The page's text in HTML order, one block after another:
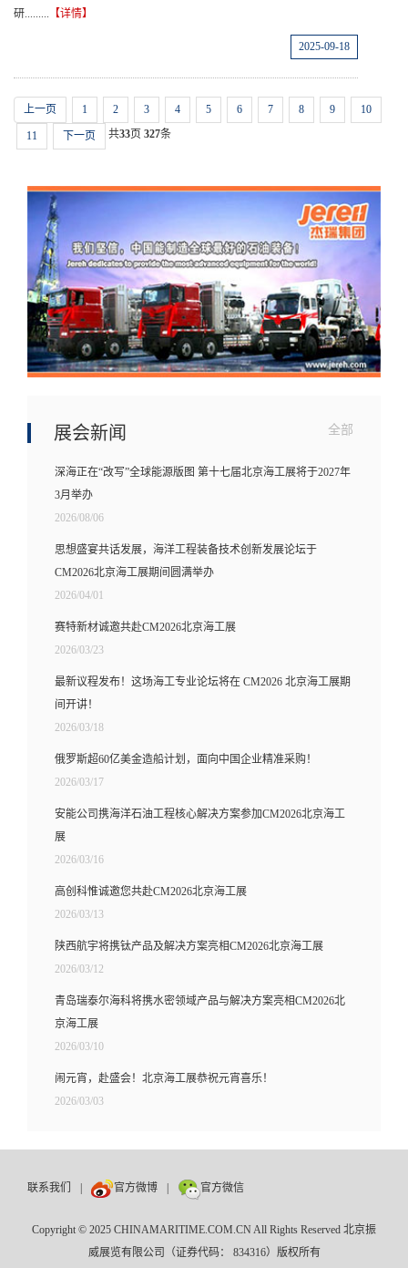
研......... 【详情】
2025-09-18
上一页 1 2 3 4 5 6 7 8 9 10
11 下一页 共33页 327条
展会新闻 全部
深海正在“改写”全球能源版图 第十七届北京海工展将于2027年
3月举办
2026/08/06
思想盛宴共话发展，海洋工程装备技术创新发展论坛于
CM2026北京海工展期间圆满举办
2026/04/01
赛特新材诚邀共赴CM2026北京海工展
2026/03/23
最新议程发布！这场海工专业论坛将在 CM2026 北京海工展期
间开讲！
2026/03/18
俄罗斯超60亿美金造船计划，面向中国企业精准采购！
2026/03/17
安能公司携海洋石油工程核心解决方案参加CM2026北京海工
展
2026/03/16
高创科惟诚邀您共赴CM2026北京海工展
2026/03/13
陕西航宇将携钛产品及解决方案亮相CM2026北京海工展
2026/03/12
青岛瑞泰尔海科将携水密领域产品与解决方案亮相CM2026北
京海工展
2026/03/10
闹元宵，赴盛会！北京海工展恭祝元宵喜乐！
2026/03/03
联系我们 | 官方微博 | 官方微信
Copyright © 2025 CHINAMARITIME.COM.CN All Rights Reserved 北京振
威展览有限公司（证券代码： 834316）版权所有